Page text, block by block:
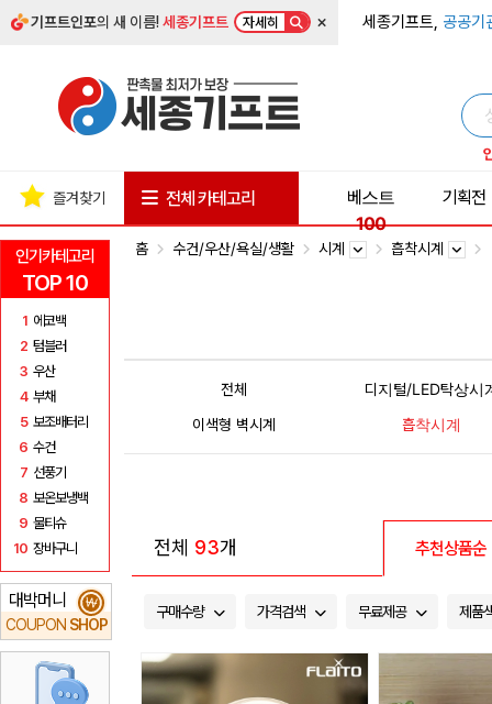
기프트인포의 새 이름!세종기프트 자세히 × 세종기프트, 공공기
인기카테고리
TOP 10
1 에코백
2 텀블러
3 우산
4 부채
5 보조배터리
6 수건
7 선풍기
8 보온보냉백
9 물티슈
10 장바구니
대박머니
COUPON SHOP
₩
즐겨찾기 전체 카테고리
베스트
100
기획전
홈 수건/우산/욕실/생활 시계 흡착시계
전체
디지털/LED탁상시
이색형 벽시계
흡착시계
전체 93개 추천상품순
구매수량 가격검색 무료제공 제품